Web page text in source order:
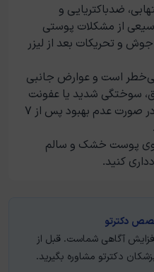
ضدباکتریایی و
از مشکلات پوستی
و تحریکات بعد از لیزر
است و عوارض جانبی
سوختگی شدید یا عفونت
پوستی نباید استفاده شود و در صورت عدم بهبود پس از ۷
۴ بار در روز روی پوست خشک و سالم
کنید.
دکترتو
آگاهی شماست. قبل از
دکترتو مشاوره بگیرید.